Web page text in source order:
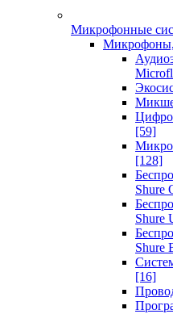
Микрофонные
Микрофоны,
[59]
[128]
Shure
Shure
Shure
[16]